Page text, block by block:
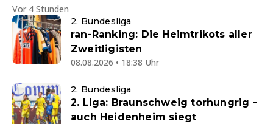
Vor 4 Stunden
2. Bundesliga
ran-Ranking: Die Heimtrikots aller
Zweitligisten
08.08.2026 • 18:38 Uhr
2. Bundesliga
2. Liga: Braunschweig torhungrig -
auch Heidenheim siegt